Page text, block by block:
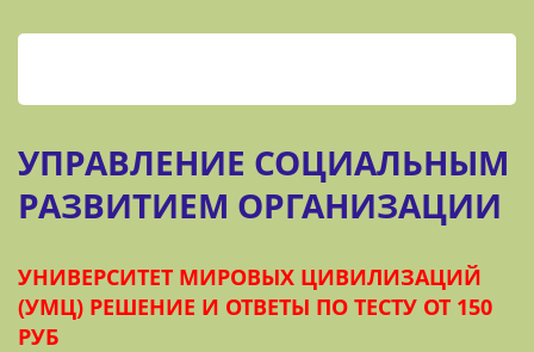
УПРАВЛЕНИЕ СОЦИАЛЬНЫМ
РАЗВИТИЕМ ОРГАНИЗАЦИИ
УНИВЕРСИТЕТ МИРОВЫХ ЦИВИЛИЗАЦИЙ
(УМЦ) РЕШЕНИЕ И ОТВЕТЫ ПО ТЕСТУ ОТ 150
РУБ